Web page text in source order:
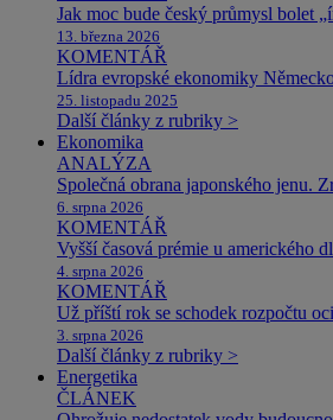
Jak moc bude český průmysl bolet
13. března 2026
KOMENTÁŘ
Lídra evropské ekonomiky
25. listopadu 2025
Další články z rubriky >
Ekonomika
ANALÝZA
Společná obrana japonského jenu.
6. srpna 2026
KOMENTÁŘ
Vyšší časová prémie u amerického
4. srpna 2026
KOMENTÁŘ
Už příští rok se schodek rozpočtu
3. srpna 2026
Další články z rubriky >
Energetika
ČLÁNEK